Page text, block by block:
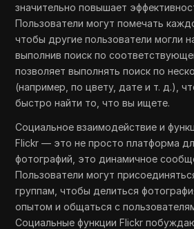
значительно повышает
Пользователи могут помечать
чтобы другие пользователи могли
выполнив поиск по
позволяет выполнять поиск по
(например, по цвету, дате и т. д.),
быстро найти то, что вы ищете.
Социальное взаимодействие и
Flickr — это не просто платформа
фотографий, это динамичное
Пользователи могут
группам, чтобы делиться
опытом и общаться с
Социальные функции Flickr